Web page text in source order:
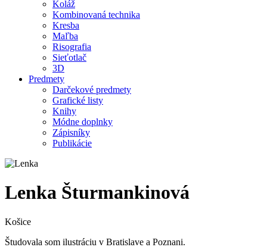
Koláž
Kombinovaná technika
Kresba
Maľba
Risografia
Sieťotlač
3D
Predmety
Darčekové predmety
Grafické listy
Knihy
Módne doplnky
Zápisníky
Publikácie
Lenka Šturmankinová
Košice
Študovala som ilustráciu v Bratislave a Poznani.